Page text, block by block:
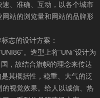
速、准确、互动，以各个城市
站的浏览量和网站的品牌形
志的设计方案：
。造型上将“UNi”设计为
，故结合旗帜的理念来传达
其概括性，稳重、大气的泛
视觉效果。给人以诚信、热